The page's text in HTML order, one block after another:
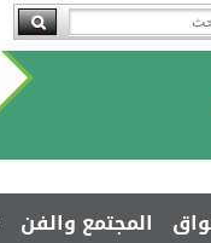
المجتمع والفن